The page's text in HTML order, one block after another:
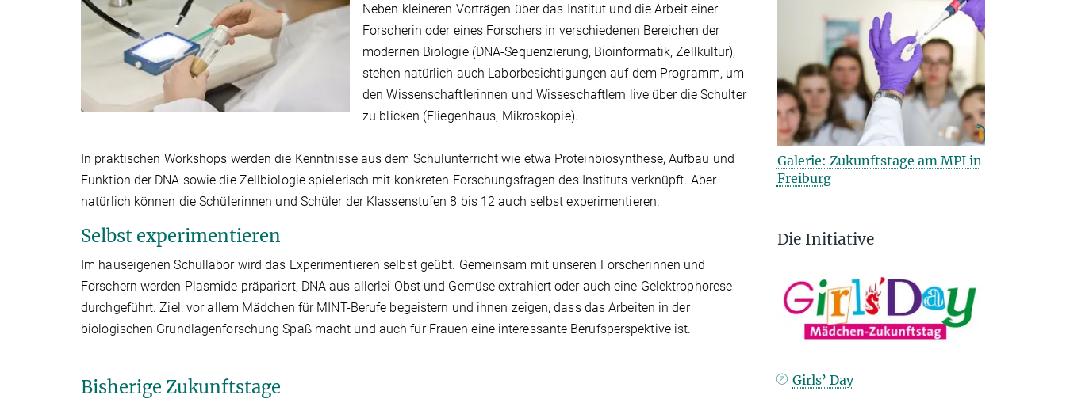
Neben kleineren Vorträgen über das Institut und die Arbeit einer
Forscherin oder eines Forschers in verschiedenen Bereichen der
modernen Biologie (DNA-Sequenzierung, Bioinformatik, Zellkultur),
stehen natürlich auch Laborbesichtigungen auf dem Programm, um
den Wissenschaftlerinnen und Wisseschaftlern live über die Schulter
zu blicken (Fliegenhaus, Mikroskopie).
In praktischen Workshops werden die Kenntnisse aus dem Schulunterricht wie etwa Proteinbiosynthese, Aufbau und
Funktion der DNA sowie die Zellbiologie spielerisch mit konkreten Forschungsfragen des Instituts verknüpft. Aber
natürlich können die Schülerinnen und Schüler der Klassenstufen 8 bis 12 auch selbst experimentieren.
Selbst experimentieren
Im hauseigenen Schullabor wird das Experimentieren selbst geübt. Gemeinsam mit unseren Forscherinnen und
Forschern werden Plasmide präpariert, DNA aus allerlei Obst und Gemüse extrahiert oder auch eine Gelektrophorese
durchgeführt. Ziel: vor allem Mädchen für MINT-Berufe begeistern und ihnen zeigen, dass das Arbeiten in der
biologischen Grundlagenforschung Spaß macht und auch für Frauen eine interessante Berufsperspektive ist.
Bisherige Zukunftstage
Galerie: Zukunftstage am MPI in
Freiburg
Die Initiative
Girls’ Day